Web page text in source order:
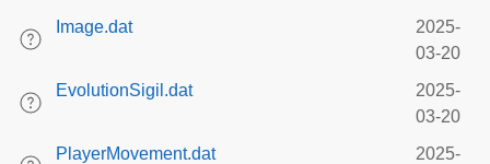
Image.dat
2025-
03-20
EvolutionSigil.dat
2025-
03-20
PlayerMovement.dat
2025-